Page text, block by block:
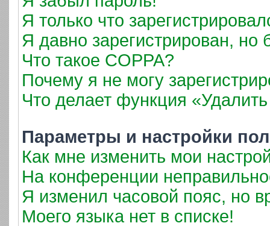
Я только что
Я давно зарегистрирован, но
Что такое COPPA?
Почему я не могу
Что делает функция
Параметры и настройки
Как мне изменить мои
На конференции
Я изменил часовой пояс, но
Моего языка нет в списке!